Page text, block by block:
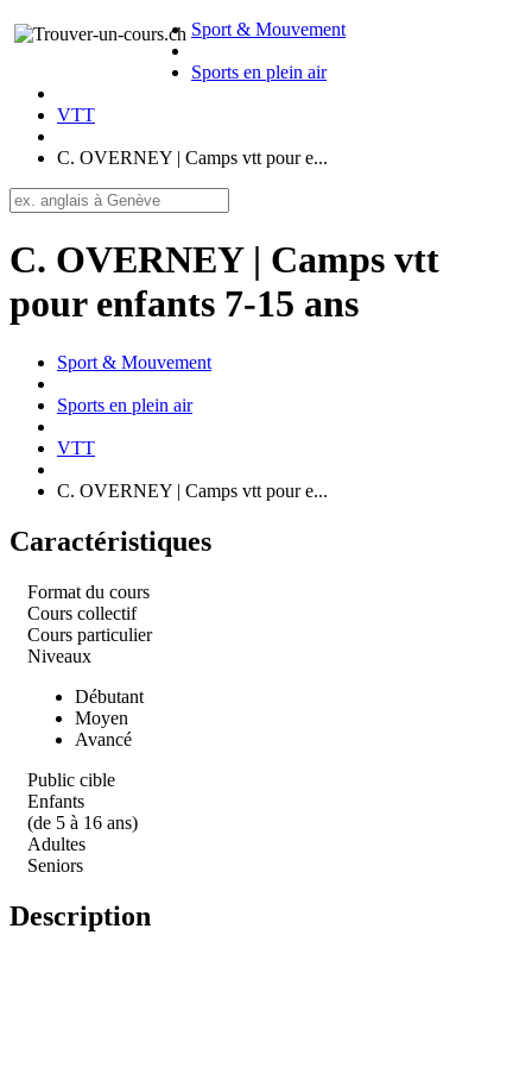
Sport & Mouvement
Sports en plein air
VTT
C. OVERNEY | Camps vtt pour e...
C. OVERNEY | Camps vtt
pour enfants 7-15 ans
Sport & Mouvement
Sports en plein air
VTT
C. OVERNEY | Camps vtt pour e...
Caractéristiques
Format du cours
Cours collectif
Cours particulier
Niveaux
Débutant
Moyen
Avancé
Public cible
Enfants
(de 5 à 16 ans)
Adultes
Seniors
Description